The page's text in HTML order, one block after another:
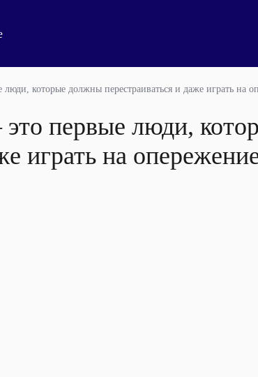
которые должны перестраиваться и даже играть на
первые люди,
играть на